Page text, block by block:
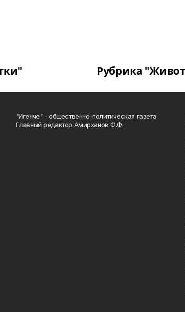
Рубрика
"Игенче" - общественно-политическая газета
Главный редактор Амирханов Ф.Ф.